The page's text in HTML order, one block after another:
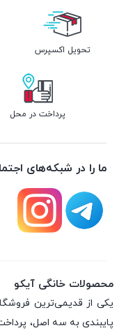
تحویل اکسپرس
پرداخت در محل
ما را در شبکه‌های
محصولات خانگی آیکو
یکی از قدیمی‌ترین